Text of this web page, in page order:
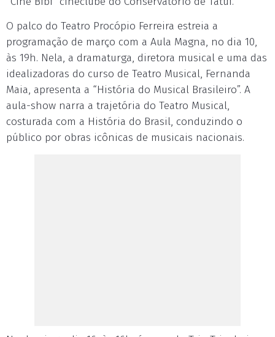
O palco do Teatro Procópio Ferreira estreia a
programação de março com a Aula Magna, no dia 10,
às 19h. Nela, a dramaturga, diretora musical e uma das
idealizadoras do curso de Teatro Musical, Fernanda
Maia, apresenta a “História do Musical Brasileiro”. A
aula-show narra a trajetória do Teatro Musical,
costurada com a História do Brasil, conduzindo o
público por obras icônicas de musicais nacionais.